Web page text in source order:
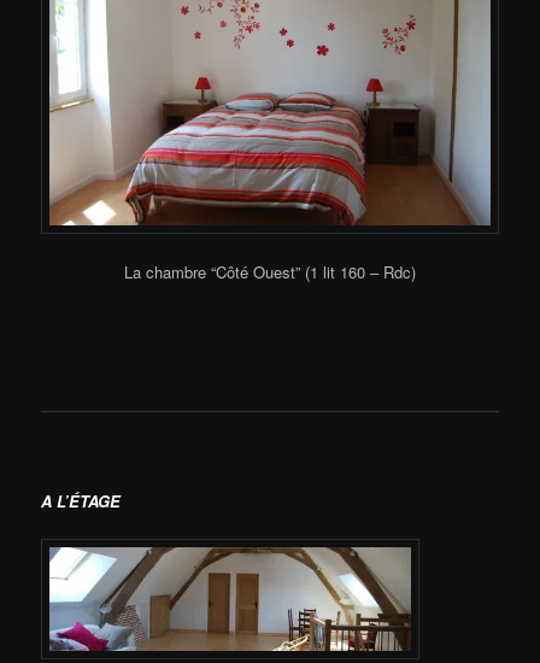
La chambre “Côté Ouest” (1 lit 160 – Rdc)
A L’ÉTAGE